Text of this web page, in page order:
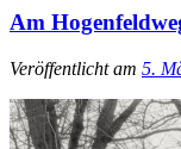
Am
Veröffentlicht am 5.